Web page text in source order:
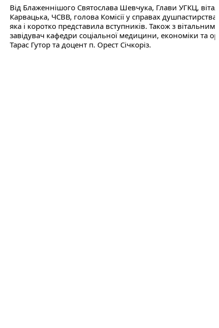
Від Блаженнішого Святослава Шевчука, Глави УГКЦ,
Карвацька, ЧСВВ, голова Комісії у справах
яка і коротко представила вступників. Також з
завідувач кафедри соціальної медицини, економіки та
Тарас Гутор та доцент п. Орест Січкоріз.